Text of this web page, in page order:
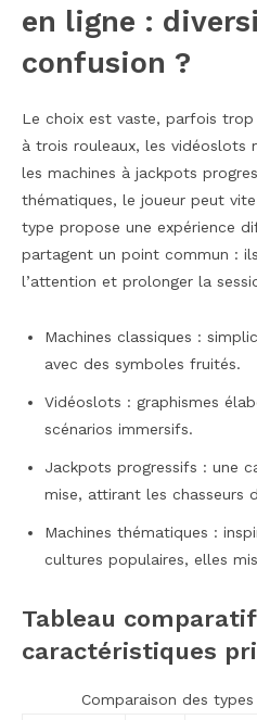
en ligne :
confusion ?
Le choix est vaste, parfois
à trois rouleaux, les vidéoslots
les machines à jackpots
thématiques, le joueur peut
type propose une expérience
partagent un point commun :
l’attention et prolonger la
Machines classiques :
avec des symboles fruités.
Vidéoslots : graphismes
scénarios immersifs.
Jackpots progressifs : une
mise, attirant les chasseurs
Machines thématiques :
cultures populaires, elles
Tableau
caractéristiques
Comparaison des